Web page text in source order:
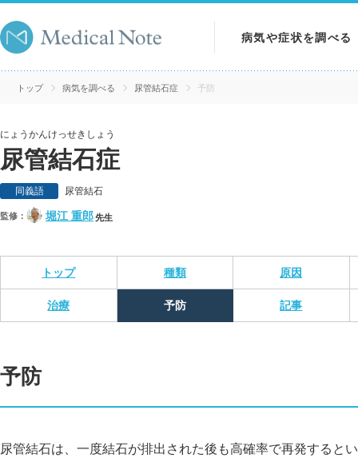
病気や症状を調べる
病気を調べる
トップ 病気を調べる 尿管結石症 予防
にょうかんけっせきしょう
尿管結石症
同義語 尿管結石
監修： 堀江 重郎先生
トップ 種類 原因
治療 予防 記事
予防
尿管結石は、一度結石が排出された後も高確率で再発すると